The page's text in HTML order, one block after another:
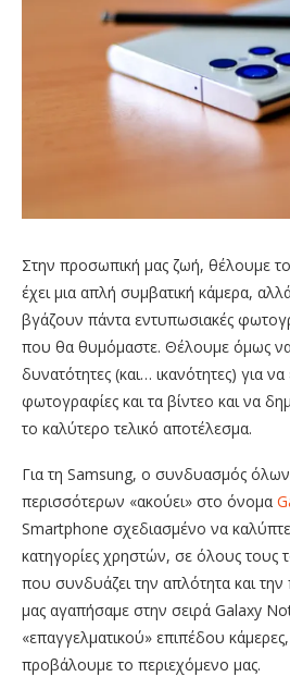
Στην προσωπική μας ζωή, θέλουμε
έχει μια απλή συμβατική κάμερα,
βγάζουν πάντα εντυπωσιακές
που θα θυμόμαστε. Θέλουμε όμως να
δυνατότητες (και… ικανότητες) για
φωτογραφίες και τα βίντεο και να
το καλύτερο τελικό αποτέλεσμα.
Για τη Samsung, ο συνδυασμός
περισσότερων «ακούει» στο όνομα
Smartphone σχεδιασμένο να καλύπτει
κατηγορίες χρηστών, σε όλους τους
που συνδυάζει την απλότητα και
μας αγαπήσαμε στην σειρά Galaxy
«επαγγελματικού» επιπέδου
προβάλουμε το περιεχόμενο μας.